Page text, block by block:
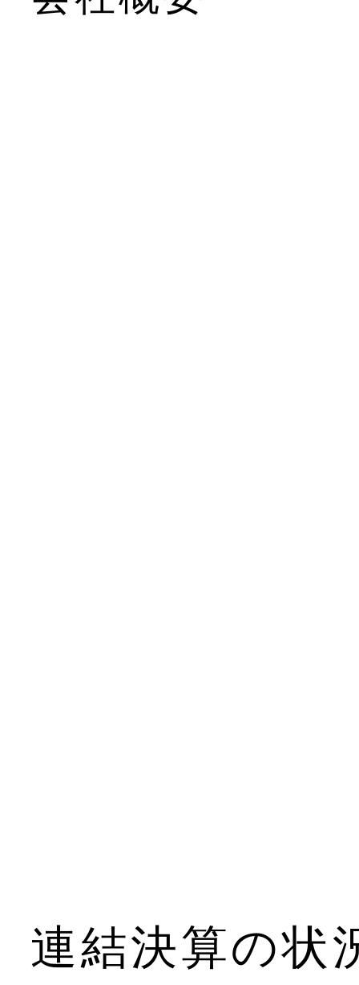
連結決算の状